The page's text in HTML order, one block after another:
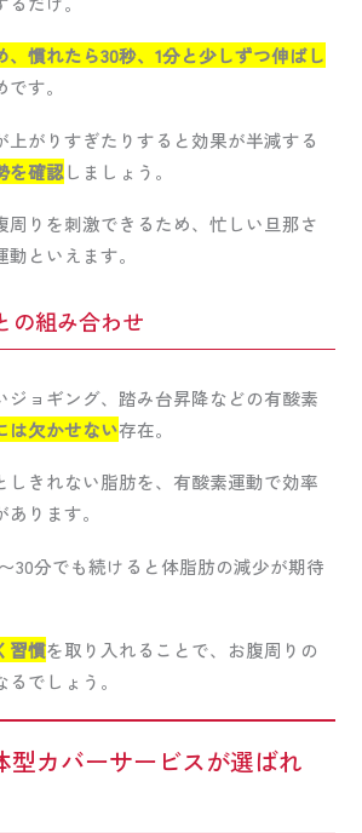
、慣れたら30秒、1分と少しずつ伸ばし
す。
上がりすぎたりすると効果が半減する
を確認しましょう。
周りを刺激できるため、忙しい旦那さ
といえます。
の組み合わせ
ジョギング、踏み台昇降などの有酸素
は欠かせない存在。
しきれない脂肪を、有酸素運動で効率
ります。
30分でも続けると体脂肪の減少が期待
習慣を取り入れることで、お腹周りの
でしょう。
型カバーサービスが選ばれ